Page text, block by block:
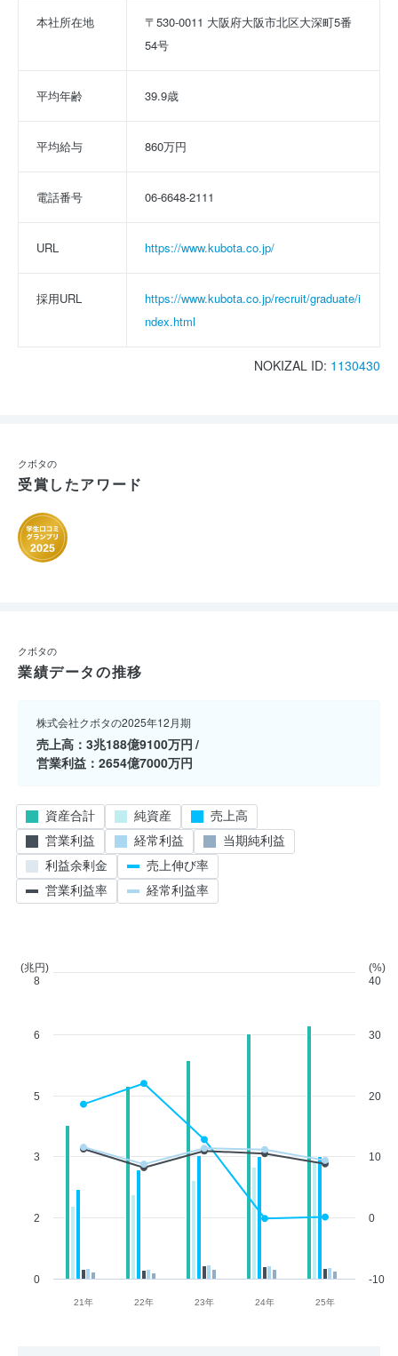
本社所在地
〒530-0011 大阪府大阪市北区大深町5番
54号
平均年齢 39.9歳
平均給与 860万円
電話番号 06-6648-2111
URL https://www.kubota.co.jp/
採用URL
https://www.kubota.co.jp/recruit/graduate/i
ndex.html
NOKIZAL ID: 1130430
クボタの
受賞したアワード
クボタの
業績データの推移
株式会社クボタの2025年12月期
売上高
3兆188億9100万円
営業利益
2654億7000万円
21年 22年 23年 24年 25年
0
2
3
5
6
(兆円)
8
-10
0
10
20
30
(%)
40
資産合計 純資産
売上高
営業利益
経常利益
当期純利益
利益余剰金
売上伸び率
営業利益率
経常利益率